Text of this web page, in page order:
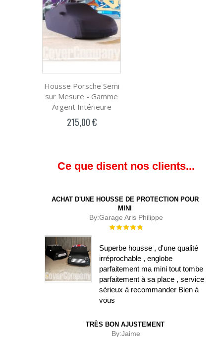
Housse Porsche Semi
sur Mesure - Gamme
Argent Intérieure
215,00 €
Ce que disent nos clients...
ACHAT D'UNE HOUSSE DE PROTECTION POUR
MINI
By:Garage Aris Philippe
Évaluation :
Superbe housse , d'une qualité
irréprochable , englobe
parfaitement ma mini tout tombe
parfaitement à sa place , service
sérieux à recommander Bien à
vous
TRÈS BON AJUSTEMENT
By:Jaime